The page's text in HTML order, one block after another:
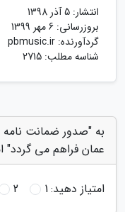
انتشار: 5 آذر 1398
بروزرسانی: 6 مهر 1399
گردآورنده: pbmusic.ir
شناسه مطلب: 2715
به "صدور ضمانت نامه
عمان فراهم می گردد"
امتیاز دهید:1
2